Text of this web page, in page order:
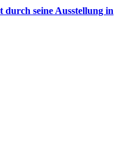
seine Ausstellung in